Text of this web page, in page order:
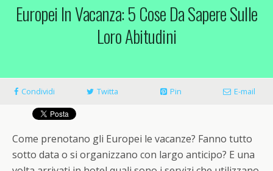
Europei In Vacanza: 5 Cose Da Sapere Sulle
Loro Abitudini
Condividi Twitta Pin E-mail
Come prenotano gli Europei le vacanze? Fanno tutto
sotto data o si organizzano con largo anticipo? E una